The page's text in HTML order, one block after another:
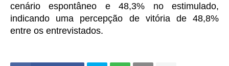
cenário espontâneo e 48,3% no estimulado,
indicando uma percepção de vitória de 48,8%
entre os entrevistados.